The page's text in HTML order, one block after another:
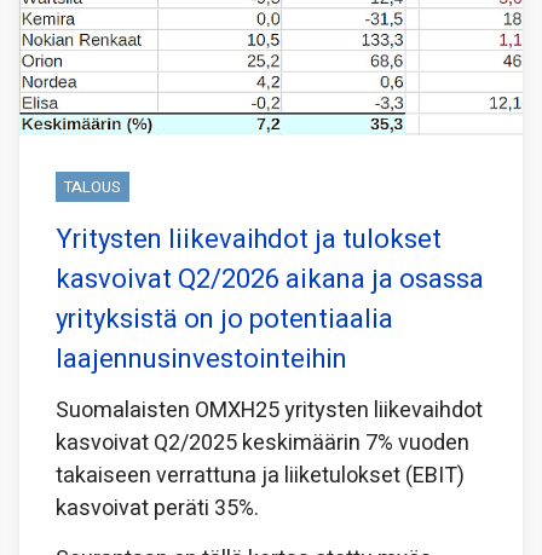
TALOUS
Yritysten liikevaihdot ja tulokset
kasvoivat Q2/2026 aikana ja osassa
yrityksistä on jo potentiaalia
laajennusinvestointeihin
Suomalaisten OMXH25 yritysten liikevaihdot
kasvoivat Q2/2025 keskimäärin 7% vuoden
takaiseen verrattuna ja liiketulokset (EBIT)
kasvoivat peräti 35%.